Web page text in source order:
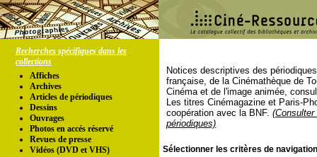
Recherches spécifiques dans les
collections
Affiches
Archives
Articles de périodiques
Dessins
Ouvrages
Photos en accés réservé
Revues de presse
Vidéos (DVD et VHS)
Notices descriptives des
française, de la Cinémathèque de
Cinéma et de l'image animée,
Les titres Cinémagazine et Paris-
coopération avec la BNF.
périodiques)
Sélectionner les critères de